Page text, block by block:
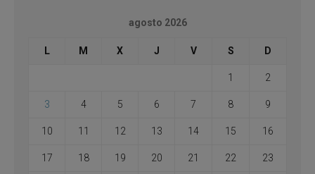
agosto 2026
L M X J V S D
1 2
3 4 5 6 7 8 9
10 11 12 13 14 15 16
17 18 19 20 21 22 23